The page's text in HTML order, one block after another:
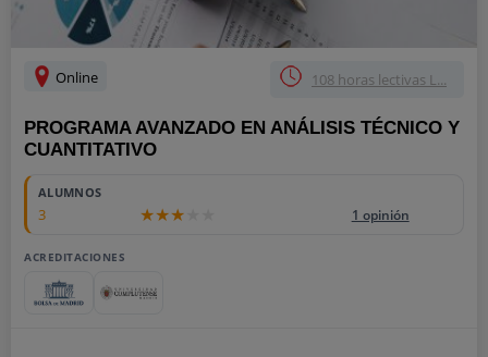
Online 108 horas lectivas L...
PROGRAMA AVANZADO EN ANÁLISIS TÉCNICO Y
CUANTITATIVO
ALUMNOS
3 1 opinión
ACREDITACIONES